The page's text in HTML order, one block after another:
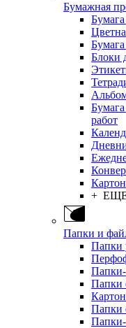
Бумажная
Бумага
Блоки
работ
Картон
+
Папки и
Папки
Папки-
Папки
Папки